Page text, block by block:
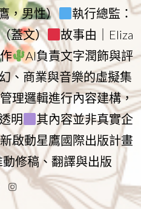
，男性）
執行總監：
蓋文）
故事由｜Eliza
AI負責文字潤飾與評
、商業與音樂的虛擬集
理邏輯進行內容建構，
明
其內容並非真實企
啟動星鷹國際出版計畫
動修稿、翻譯與出版
Instagram